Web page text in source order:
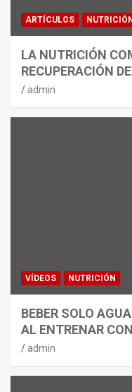
ARTÍCULOS NUTRICIÓN
LA NUTRICIÓN
RECUPERACIÓN
admin
VÍDEOS NUTRICIÓN
BEBER SOLO
AL ENTRENAR
admin